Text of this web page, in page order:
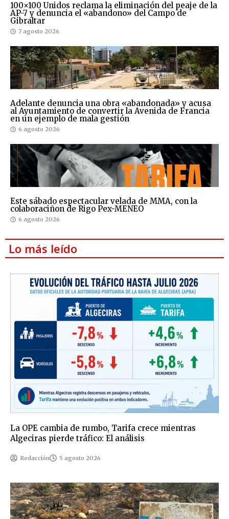
100×100 Unidos reclama la eliminación del peaje de la
AP-7 y denuncia el «abandono» del Campo de
Gibraltar
7 agosto 2026
Adelante denuncia una obra «abandonada» y acusa
al Ayuntamiento de convertir la Avenida de Francia
en un ejemplo de mala gestión
6 agosto 2026
Este sábado espectacular velada de MMA, con la
colaboraciñon de Rigo Pex-MENEO
6 agosto 2026
Lo más leído
La OPE cambia de rumbo, Tarifa crece mientras
Algeciras pierde tráfico: El análisis
Redacción 5 agosto 2026